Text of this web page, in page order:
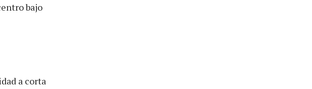
bajo
a corta